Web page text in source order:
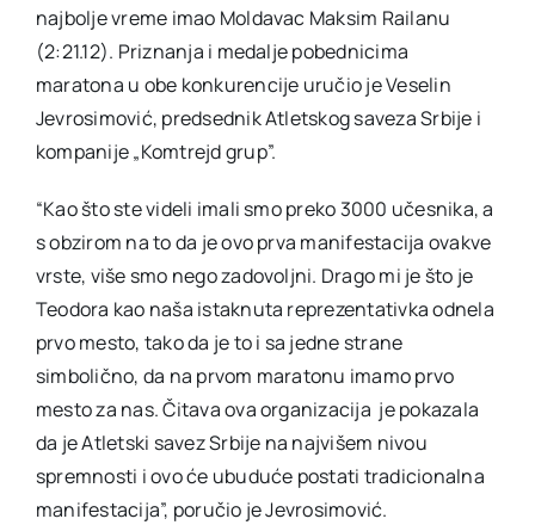
najbolje vreme imao Moldavac Maksim Railanu
(2:21.12). Priznanja i medalje pobednicima
maratona u obe konkurencije uručio je Veselin
Jevrosimović, predsednik Atletskog saveza Srbije i
kompanije „Komtrejd grup”.
“Kao što ste videli imali smo preko 3000 učesnika, a
s obzirom na to da je ovo prva manifestacija ovakve
vrste, više smo nego zadovoljni. Drago mi je što je
Teodora kao naša istaknuta reprezentativka odnela
prvo mesto, tako da je to i sa jedne strane
simbolično, da na prvom maratonu imamo prvo
mesto za nas. Čitava ova organizacija je pokazala
da je Atletski savez Srbije na najvišem nivou
spremnosti i ovo će ubuduće postati tradicionalna
manifestacija”, poručio je Jevrosimović.